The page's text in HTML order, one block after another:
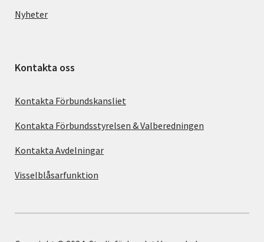
Nyheter
Kontakta oss
Kontakta Förbundskansliet
Kontakta Förbundsstyrelsen & Valberedningen
Kontakta Avdelningar
Visselblåsarfunktion